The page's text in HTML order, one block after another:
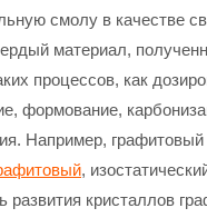
смолу в качестве
материал,
процессов, как
формование,
Например, графитовый
,
развития кристаллов